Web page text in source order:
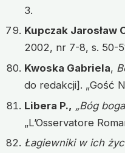
3.
Kupczak Jarosław
2002, nr 7-8, s. 50-
Kwoska Gabriela,
do redakcji]. „Gość
Libera P., „Bóg
„L’Osservatore
Łagiewniki w ich